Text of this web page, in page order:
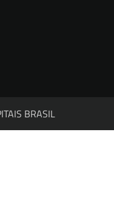
BRASIL